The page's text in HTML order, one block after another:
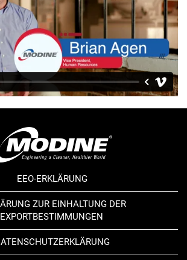
EEO-ERKLÄRUNG
ZUR EINHALTUNG DER
EXPORTBESTIMMUNGEN